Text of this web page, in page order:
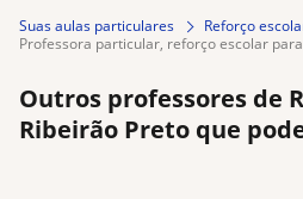
Suas aulas particulares Reforço
professora particular, reforço escolar
Outros professores de
Ribeirão Preto que